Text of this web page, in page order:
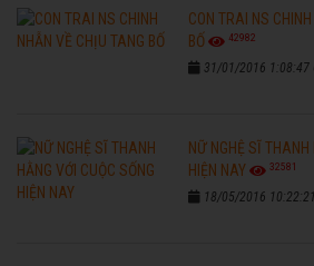
CON TRAI NS
BỐ
42982
31/01/2016 1:08:47
NỮ NGHỆ SĨ THANH
HIỆN NAY
32581
18/05/2016